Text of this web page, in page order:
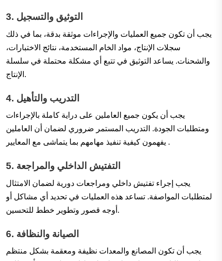
3. التوثيق والتسجيل
يجب أن تكون جميع العمليات والإجراءات موثقة بدقة، بما في ذلك
سجلات الإنتاج، مواد الخام المستخدمة، نتائج الاختبارات،
والشحنات. يساعد التوثيق في تتبع أي مشكلة محتملة في سلسلة
الإنتاج.
4. التدريب والتأهيل
يجب أن يكون جميع العاملين على دراية كاملة بالإجراءات
ومتطلبات الجودة. التدريب المستمر ضروري لضمان أن العاملين
يفهمون كيفية تنفيذ مهامهم بما يتماشى مع المعايير .
5. التفتيش الداخلي والمراجعة
يجب إجراء تفتيش داخلي ومراجعات دورية لضمان الامتثال
لمتطلبات المواصفة. تساعد هذه العمليات في تحديد أي مشاكل أو
أوجه قصور وتطوير خطط للتحسين.
6. الصيانة والنظافة
يجب أن تكون المصانع والمعدات نظيفة ومعقمة بشكل منتظم